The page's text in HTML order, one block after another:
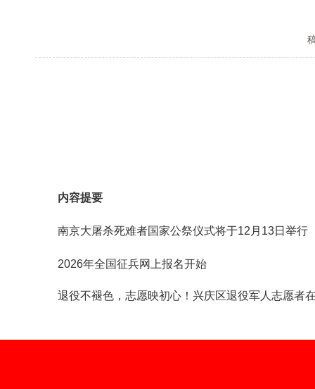
内容提要
南京大屠杀死难者国家公祭仪式将于12月13日举行
2026年全国征兵网上报名开始
退役不褪色，志愿映初心！兴庆区退役军人志愿者